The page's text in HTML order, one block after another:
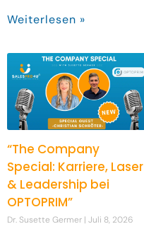
Weiterlesen »
“The Company
Special: Karriere, Laser
& Leadership bei
OPTOPRIM”
Dr. Susette Germer Juli 8, 2026